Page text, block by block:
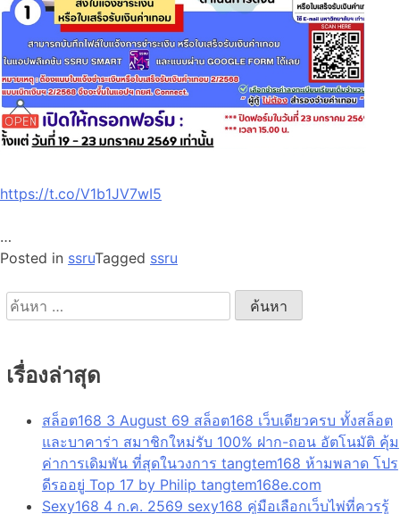
https://t.co/V1b1JV7wI5
…
Posted in ssruTagged ssru
ค้นหา
สำหรับ:
เรื่องล่าสุด
สล็อต168 3 August 69 สล็อต168 เว็บเดียวครบ ทั้งสล็อต
และบาคาร่า สมาชิกใหม่รับ 100% ฝาก-ถอน อัตโนมัติ คุ้ม
ค่าการเดิมพัน ที่สุดในวงการ tangtem168 ห้ามพลาด โปร
ดีรออยู่ Top 17 by Philip tangtem168e.com
Sexy168 4 ก.ค. 2569 sexy168 คู่มือเลือกเว็บไพ่ที่ควรรู้